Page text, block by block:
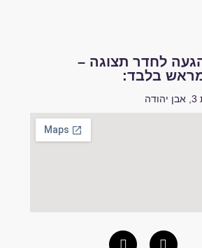
לחדר תצוגה –
בלבד: